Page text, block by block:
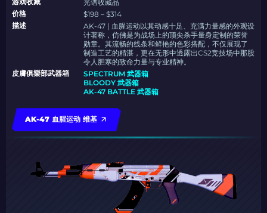
光谱收藏品
价格
$198 – $314
描述
AK-47 | 血腥运动以其动感十足、充满力量感的外观设
计著称，仿佛是为战场上的顶尖杀手量身定制的荣誉
勋章。其流畅的线条和鲜艳的色彩搭配，不仅展现了
制造工艺的精湛，更在无形中透露出CS2竞技场中那股
令人胆寒的致命力量与专业精神。
皮膚俱樂部武器箱
SPECTRUM 武器箱
BLOODY 武器箱
AK-47 BATTLE 武器箱
AK-47 血腥运动 维基